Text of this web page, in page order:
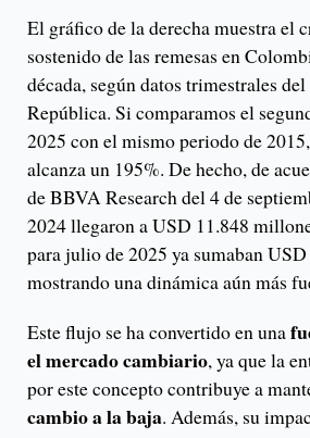
El gráfico de la derecha muestra el
sostenido de las remesas en
década, según datos trimestrales
República. Si comparamos el
2025 con el mismo periodo de
alcanza un 195%. De hecho, de
de BBVA Research del 4 de
2024 llegaron a USD 11.848
para julio de 2025 ya sumaban
mostrando una dinámica aún más
Este flujo se ha convertido en una
el mercado cambiario, ya que la
por este concepto contribuye a
cambio a la baja. Además, su